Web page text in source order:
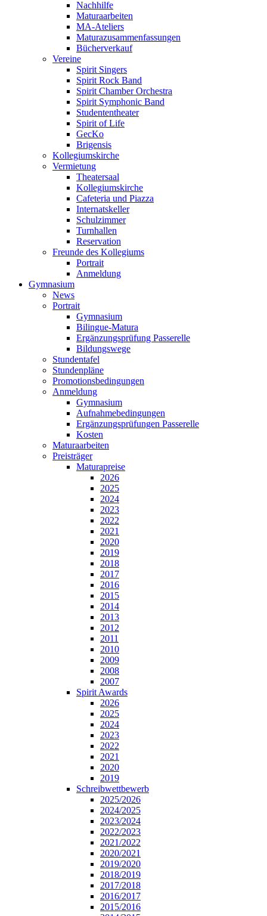
Nachhilfe
Maturaarbeiten
MA-Ateliers
Maturazusammenfassungen
Bücherverkauf
Vereine
Spirit Singers
Spirit Rock Band
Spirit Chamber Orchestra
Spirit Symphonic Band
Studententheater
Spirit of Life
GecKo
Brigensis
Kollegiumskirche
Vermietung
Theatersaal
Kollegiumskirche
Cafeteria und Piazza
Internatskeller
Schulzimmer
Turnhallen
Reservation
Freunde des Kollegiums
Portrait
Anmeldung
Gymnasium
News
Portrait
Gymnasium
Bilingue-Matura
Ergänzungsprüfung Passerelle
Bildungswege
Stundentafel
Stundenpläne
Promotionsbedingungen
Anmeldung
Gymnasium
Aufnahmebedingungen
Ergänzungsprüfungen Passerelle
Kosten
Maturaarbeiten
Preisträger
Maturapreise
2026
2025
2024
2023
2022
2021
2020
2019
2018
2017
2016
2015
2014
2013
2012
2011
2010
2009
2008
2007
Spirit Awards
2026
2025
2024
2023
2022
2021
2020
2019
Schreibwettbewerb
2025/2026
2024/2025
2023/2024
2022/2023
2021/2022
2020/2021
2019/2020
2018/2019
2017/2018
2016/2017
2015/2016